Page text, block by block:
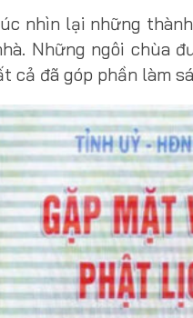
nhìn lại những
Những ngôi chùa
cả đã góp phần làm